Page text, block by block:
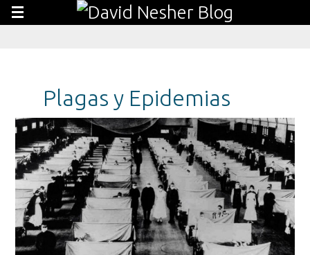
Plagas y Epidemias